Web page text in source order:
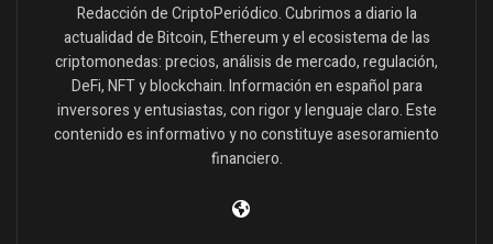
Redacción de CriptoPeriódico. Cubrimos a diario la
actualidad de Bitcoin, Ethereum y el ecosistema de las
criptomonedas: precios, análisis de mercado, regulación,
DeFi, NFT y blockchain. Información en español para
inversores y entusiastas, con rigor y lenguaje claro. Este
contenido es informativo y no constituye asesoramiento
financiero.